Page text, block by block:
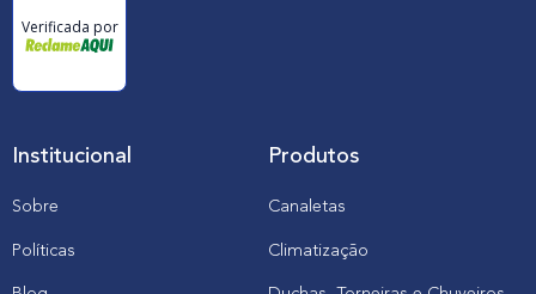
Verificada por
Institucional
Sobre
Políticas
Produtos
Canaletas
Climatização